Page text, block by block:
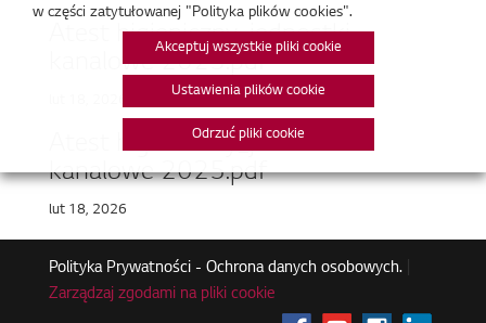
Atest higieniczny_jednostki
kanalowe 2025.pdf
Atest higieniczny_jednostki
kanalowe 2025.pdf
lut 18, 2026
Polityka Prywatności - Ochrona danych osobowych.|
Zarządzaj zgodami na pliki cookie
w części zatytułowanej "Polityka plików cookies".
Akceptuj wszystkie pliki cookie
Ustawienia plików cookie
Odrzuć pliki cookie